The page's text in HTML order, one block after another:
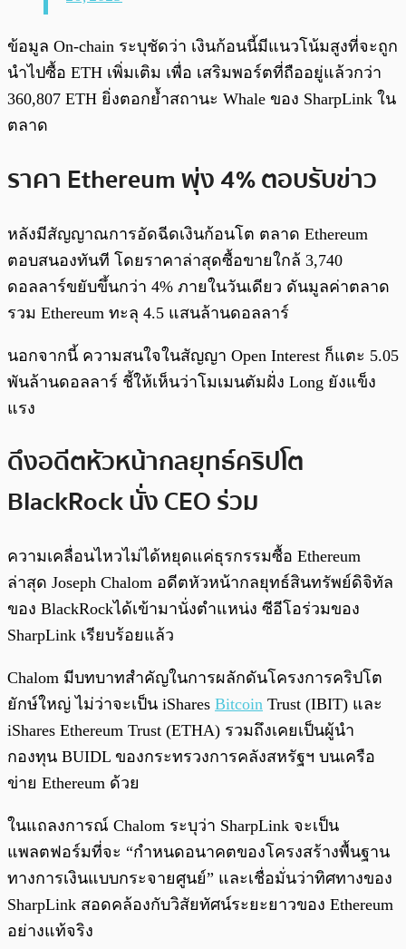
ข้อมูล On-chain ระบุชัดว่า เงินก้อนนี้มีแนวโน้มสูงที่จะถูก
นำไปซื้อ ETH เพิ่มเติม เพื่อ เสริมพอร์ตที่ถืออยู่แล้วกว่า
360,807 ETH ยิ่งตอกย้ำสถานะ Whale ของ SharpLink ใน
ตลาด
ราคา Ethereum พุ่ง 4% ตอบรับข่าว
หลังมีสัญญาณการอัดฉีดเงินก้อนโต ตลาด Ethereum
ตอบสนองทันที โดยราคาล่าสุดซื้อขายใกล้ 3,740
ดอลลาร์ขยับขึ้นกว่า 4% ภายในวันเดียว ดันมูลค่าตลาด
รวม Ethereum ทะลุ 4.5 แสนล้านดอลลาร์
นอกจากนี้ ความสนใจในสัญญา Open Interest ก็แตะ 5.05
พันล้านดอลลาร์ ชี้ให้เห็นว่าโมเมนตัมฝั่ง Long ยังแข็ง
แรง
ดึงอดีตหัวหน้ากลยุทธ์คริปโต
BlackRock นั่ง​ CEO ร่วม
ความเคลื่อนไหวไม่ได้หยุดแค่ธุรกรรมซื้อ Ethereum
ล่าสุด Joseph Chalom อดีตหัวหน้ากลยุทธ์สินทรัพย์ดิจิทัล
ของ BlackRockได้เข้ามานั่งตำแหน่ง ซีอีโอร่วมของ
SharpLink เรียบร้อยแล้ว
Chalom มีบทบาทสำคัญในการผลักดันโครงการคริปโต
ยักษ์ใหญ่ ไม่ว่าจะเป็น iShares Bitcoin Trust (IBIT) และ
iShares Ethereum Trust (ETHA) รวมถึงเคยเป็นผู้นำ
กองทุน BUIDL ของกระทรวงการคลังสหรัฐฯ บนเครือ
ข่าย Ethereum ด้วย
ในแถลงการณ์ Chalom ระบุว่า SharpLink จะเป็น
แพลตฟอร์มที่จะ “กำหนดอนาคตของโครงสร้างพื้นฐาน
ทางการเงินแบบกระจายศูนย์” และเชื่อมั่นว่าทิศทางของ
SharpLink สอดคล้องกับวิสัยทัศน์ระยะยาวของ Ethereum
อย่างแท้จริง